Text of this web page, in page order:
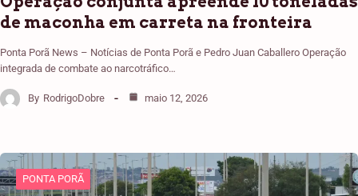
de maconha em carreta na fronteira
Ponta Porã News – Notícias de Ponta Porã e Pedro Juan Caballero Operação
integrada de combate ao narcotráfico…
By RodrigoDobre maio 12, 2026
PONTA PORÃ